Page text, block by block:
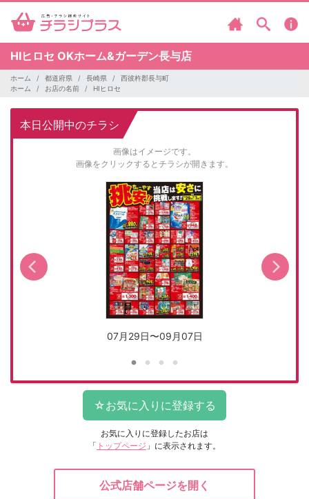
HIヒロセ OKホーム&ガーデン長与店
ホーム 都道府県 長崎県
西彼杵郡長与町
ホーム
お店の名前 HIヒロセ
本日公開中のチラシ
画像はイメージです。
画像をクリックするとチラシが開きます。
07月29日〜09月07日
お気に入りに登録したお店は
「 トップページ 」に表示されます。
公式店舗ページを開く